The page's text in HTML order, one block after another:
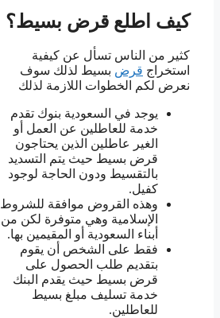
كيف اطلع قرض بسيط؟
كثير من الناس تسأل عن كيفية
استخراج قرض بسيط لذلك سوف
نعرض لكم الخطوات اللازمة لذلك
يوجد في السعودية بنوك تقدم
خدمة للعاطلين عن العمل أو
الغير عاطلين الذين يحتاجون
قرض بسيط حيث يتم التسديد
بالتقسيط ودون الحاجة لوجود
كفيل.
وهذه القروض موافقة للشروط
الإسلامية وهي متوفرة لكن من
أبناء السعودية أو المقيمين بها.
فقط على الشخص أن يقوم
بتقديم طلب الحصول على
قرض بسيط حيث يقدم البنك
خدمة تسليف مبلغ بسيط
للعاطلين.